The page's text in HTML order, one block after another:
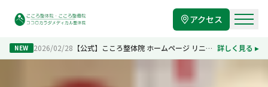
アクセス
NEW 2026/02/28 【公式】こころ整体院 ホームページ リニューアルのお知らせ 詳しく見る ▸